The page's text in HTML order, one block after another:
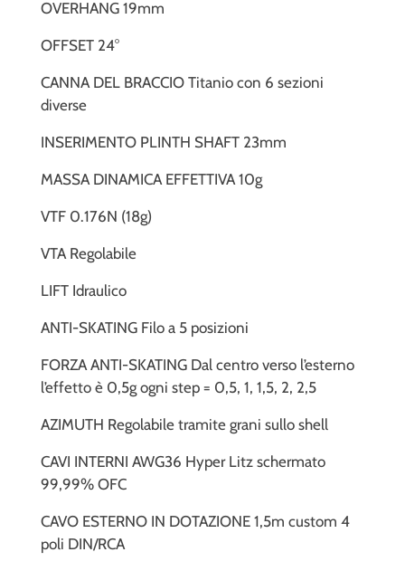
OVERHANG 19mm
OFFSET 24°
CANNA DEL BRACCIO Titanio con 6 sezioni
diverse
INSERIMENTO PLINTH SHAFT 23mm
MASSA DINAMICA EFFETTIVA 10g
VTF 0.176N (18g)
VTA Regolabile
LIFT Idraulico
ANTI-SKATING Filo a 5 posizioni
FORZA ANTI-SKATING Dal centro verso l’esterno
l’effetto è 0,5g ogni step = 0,5, 1, 1,5, 2, 2,5
AZIMUTH Regolabile tramite grani sullo shell
CAVI INTERNI AWG36 Hyper Litz schermato
99,99% OFC
CAVO ESTERNO IN DOTAZIONE 1,5m custom 4
poli DIN/RCA